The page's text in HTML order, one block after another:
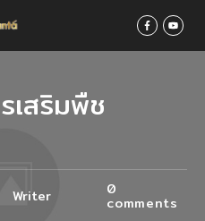
สริมพืช
Writer 0
comments